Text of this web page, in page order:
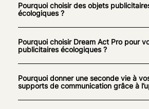
Pourquoi choisir des objets
écologiques ?
Pourquoi choisir Dream Act Pro pour
publicitaires écologiques ?
Pourquoi donner une seconde vie à
supports de communication grâce à